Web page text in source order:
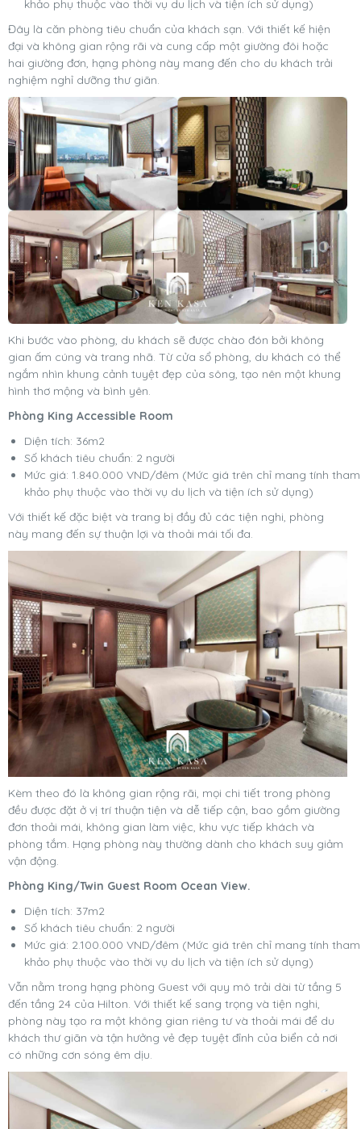
khảo phụ thuộc vào thời vụ du lịch và tiện ích sử dụng)
Đây là căn phòng tiêu chuẩn của khách sạn. Với thiết kế hiện
đại và không gian rộng rãi và cung cấp một giường đôi hoặc
hai giường đơn, hạng phòng này mang đến cho du khách trải
nghiệm nghỉ dưỡng thư giãn.
Khi bước vào phòng, du khách sẽ được chào đón bởi không
gian ấm cúng và trang nhã. Từ cửa sổ phòng, du khách có thể
ngắm nhìn khung cảnh tuyệt đẹp của sông, tạo nên một khung
hình thơ mộng và bình yên.
Phòng King Accessible Room
Diện tích: 36m2
Số khách tiêu chuẩn: 2 người
Mức giá: 1.840.000 VND/đêm (Mức giá trên chỉ mang tính tham
khảo phụ thuộc vào thời vụ du lịch và tiện ích sử dụng)
Với thiết kế đặc biệt và trang bị đầy đủ các tiện nghi, phòng
này mang đến sự thuận lợi và thoải mái tối đa.
Kèm theo đó là không gian rộng rãi, mọi chi tiết trong phòng
đều được đặt ở vị trí thuận tiện và dễ tiếp cận, bao gồm giường
đơn thoải mái, không gian làm việc, khu vực tiếp khách và
phòng tắm. Hạng phòng này thường dành cho khách suy giảm
vận động.
Phòng King/Twin Guest Room Ocean View.
Diện tích: 37m2
Số khách tiêu chuẩn: 2 người
Mức giá: 2.100.000 VND/đêm (Mức giá trên chỉ mang tính tham
khảo phụ thuộc vào thời vụ du lịch và tiện ích sử dụng)
Vẫn nằm trong hạng phòng Guest với quy mô trải dài từ tầng 5
đến tầng 24 của Hilton. Với thiết kế sang trọng và tiện nghi,
phòng này tạo ra một không gian riêng tư và thoải mái để du
khách thư giãn và tận hưởng vẻ đẹp tuyệt đỉnh của biển cả nơi
có những cơn sóng êm dịu.